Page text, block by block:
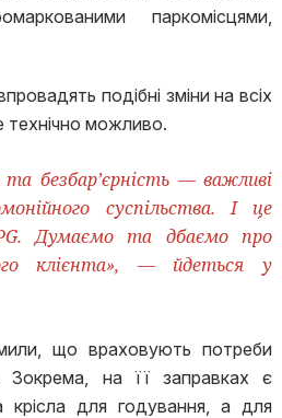
паркомісцями,
подібні зміни на всіх
технічно можливо.
та безбар’єрність — важливі
суспільства. І це
Думаємо та дбаємо про
клієнта», — йдеться у
що враховують потреби
Зокрема, на її заправках є
крісла для годування, а для